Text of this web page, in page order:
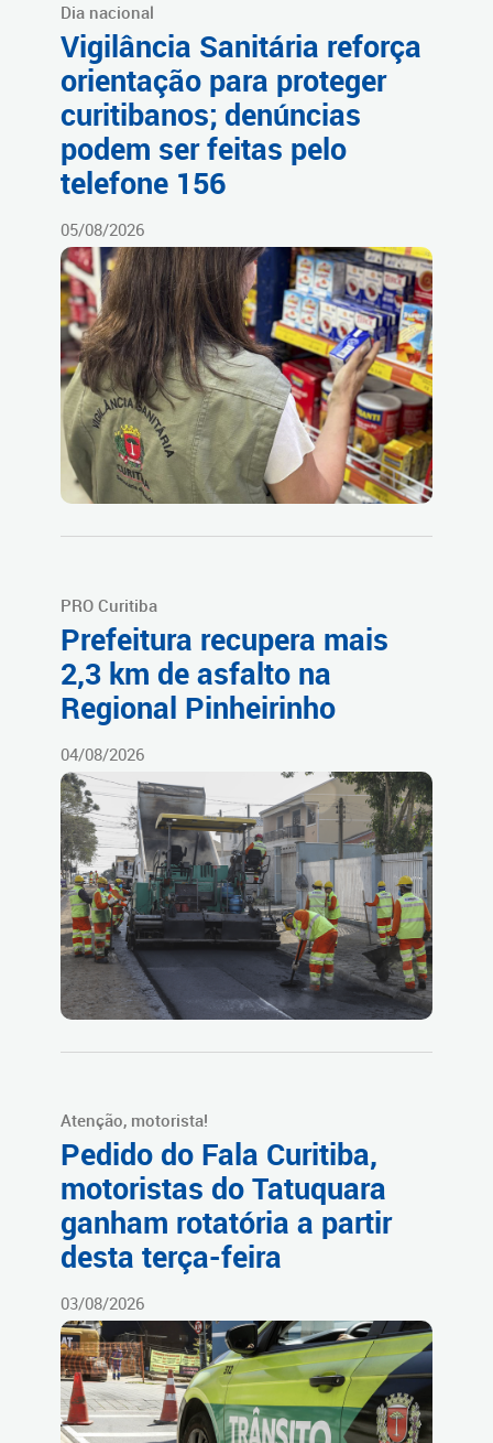
Dia nacional
Vigilância Sanitária reforça
orientação para proteger
curitibanos; denúncias
podem ser feitas pelo
telefone 156
05/08/2026
PRO Curitiba
Prefeitura recupera mais
2,3 km de asfalto na
Regional Pinheirinho
04/08/2026
Atenção, motorista!
Pedido do Fala Curitiba,
motoristas do Tatuquara
ganham rotatória a partir
desta terça-feira
03/08/2026